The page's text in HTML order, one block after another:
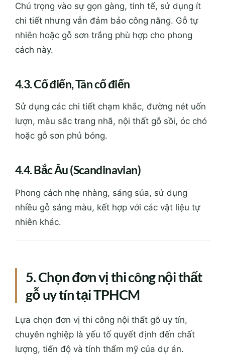
Chú trọng vào sự gọn gàng, tinh tế, sử dụng ít
chi tiết nhưng vẫn đảm bảo công năng. Gỗ tự
nhiên hoặc gỗ sơn trắng phù hợp cho phong
cách này.
4.3. Cổ điển, Tân cổ điển
Sử dụng các chi tiết chạm khắc, đường nét uốn
lượn, màu sắc trang nhã, nội thất gỗ sồi, óc chó
hoặc gỗ sơn phủ bóng.
4.4. Bắc Âu (Scandinavian)
Phong cách nhẹ nhàng, sáng sủa, sử dụng
nhiều gỗ sáng màu, kết hợp với các vật liệu tự
nhiên khác.
5. Chọn đơn vị thi công nội thất
gỗ uy tín tại TPHCM
Lựa chọn đơn vị thi công nội thất gỗ uy tín,
chuyên nghiệp là yếu tố quyết định đến chất
lượng, tiến độ và tính thẩm mỹ của dự án.